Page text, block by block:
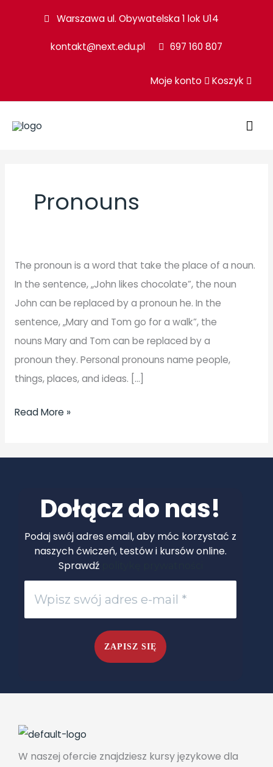
Warszawa ul. Obywatelska 1 lok U14
kontakt@next.edu.pl 697 160 807
Moje konto Koszyk
Pronouns
The pronoun is a word that take the place of a noun.
In the sentence, „John likes chocolate”, the noun
John can be replaced by a pronoun he. In the
sentence, „Mary and Tom go for a walk”, the
nouns Mary and Tom can be replaced by a
pronoun they. Personal pronouns name people,
things, places, and ideas. […]
Personal
pronouns
(A1)-
ćwiczenie
1​
-
wyjaśnienie
Read More »
Dołącz do nas!
Podaj swój adres email, aby móc korzystać z
naszych ćwiczeń, testów i kursów online.
Sprawdź
W naszej ofercie znajdziesz kursy językowe dla